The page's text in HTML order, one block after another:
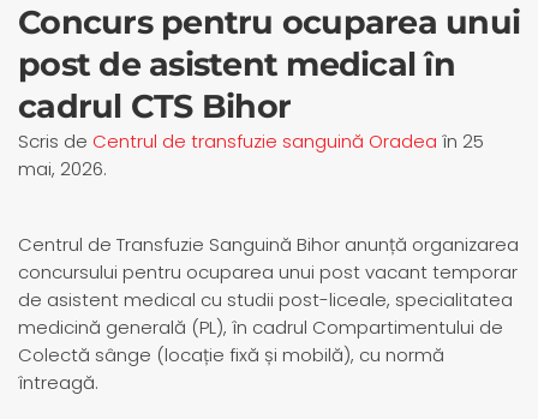
Concurs pentru ocuparea unui
post de asistent medical în
cadrul CTS Bihor
Scris de Centrul de transfuzie sanguină Oradea în 25
mai, 2026.
Centrul de Transfuzie Sanguină Bihor anunță organizarea
concursului pentru ocuparea unui post vacant temporar
de asistent medical cu studii post-liceale, specialitatea
medicină generală (PL), în cadrul Compartimentului de
Colectă sânge (locație fixă și mobilă), cu normă
întreagă.